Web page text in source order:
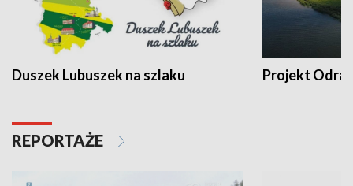
Duszek Lubuszek na szlaku Projekt Odra
REPORTAŻE